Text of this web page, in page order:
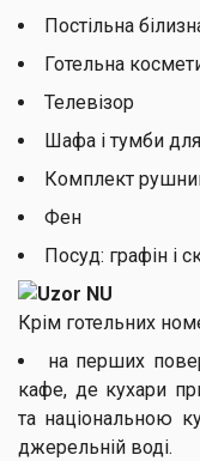
Постільна
Готельна
Телевізор
Шафа і тумби
Комплект
Фен
Посуд: графін і
Крім готельних
на перших
кафе, де кухари
та національною
джерельній воді.